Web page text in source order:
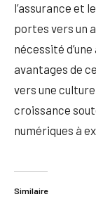
l’assurance et
portes vers un
nécessité
avantages de
vers une
croissance
numériques à
Similaire